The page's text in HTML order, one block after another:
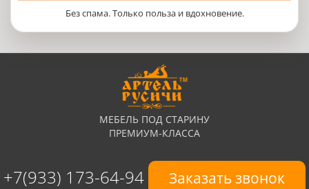
Без спама. Только польза и вдохновение.
МЕБЕЛЬ ПОД СТАРИНУ
ПРЕМИУМ-КЛАССА
+7(933) 173-64-94 Заказать звонок